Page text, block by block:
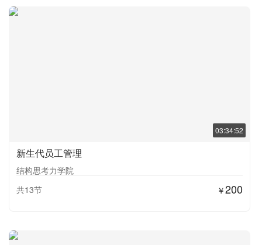
03:34:52
新生代员工管理
结构思考力学院
共13节
￥200